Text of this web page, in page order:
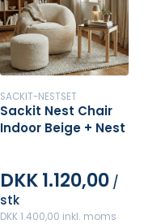
SACKIT-NESTSET
Sackit Nest Chair
Indoor Beige + Nest
DKK 1.120,00 /
stk
DKK 1.400,00 inkl. moms